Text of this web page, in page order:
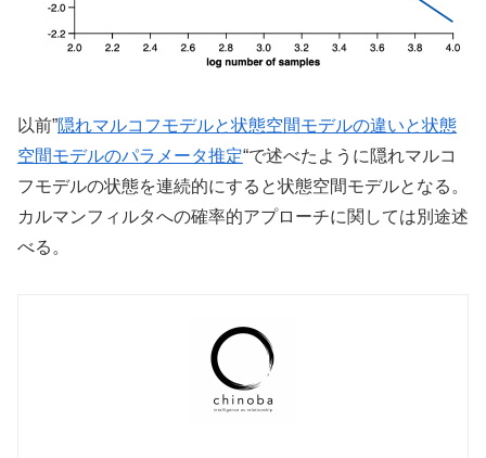
以前”隠れマルコフモデルと状態空間モデルの違いと状態
空間モデルのパラメータ推定“で述べたように隠れマルコ
フモデルの状態を連続的にすると状態空間モデルとなる。
カルマンフィルタへの確率的アプローチに関しては別途述
べる。